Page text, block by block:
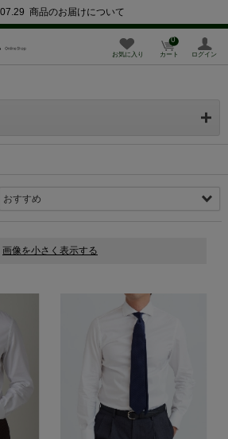
商品のお届けについて
お気に入り カート
0
ログイン